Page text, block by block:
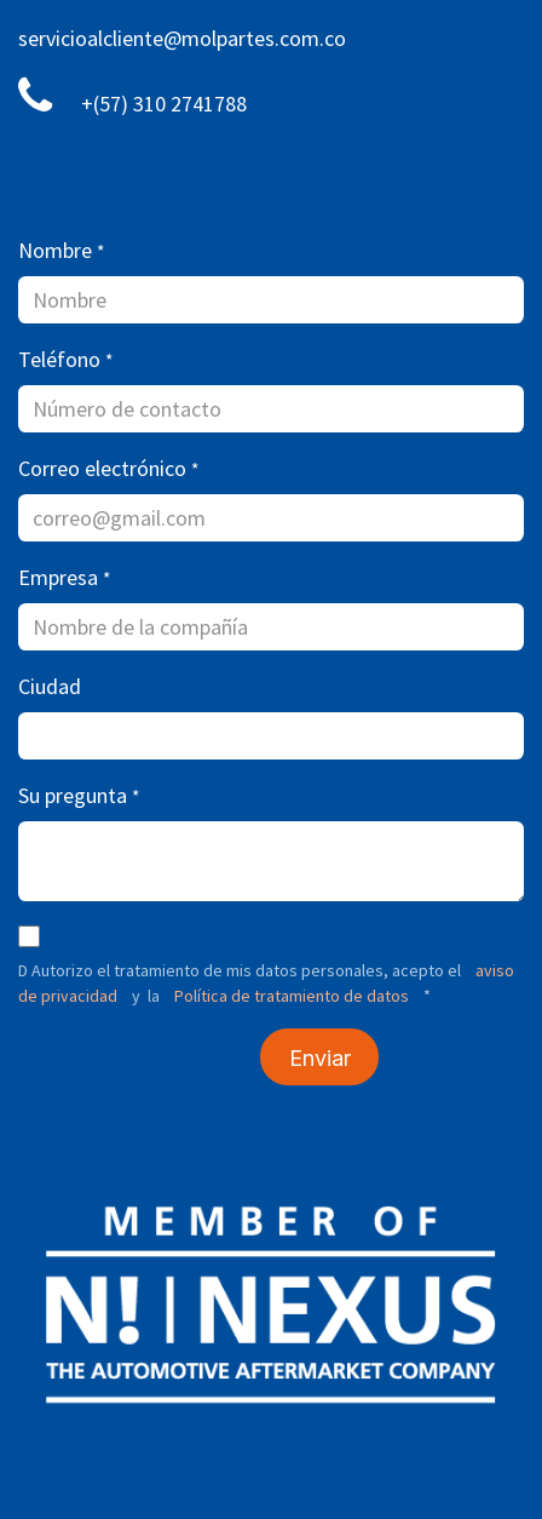
servicioalcliente@molpartes.com.co
+(57) 310 2741788
Nombre *
Teléfono *
Correo electrónico *
Empresa *
Ciudad
Su pregunta *
D Autorizo ​​el tratamiento de mis datos personales, acepto el
aviso
de privacidad
y la Política de tratamiento de datos *
Enviar